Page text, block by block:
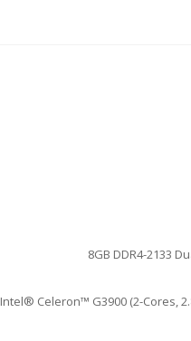
8GB DDR4-2133
Intel® Celeron™ G3900 (2-Cores,